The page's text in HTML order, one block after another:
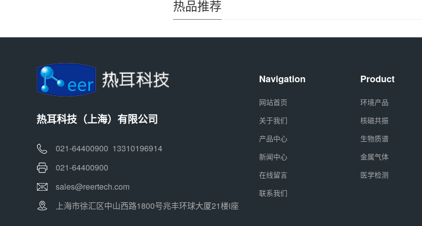
热品推荐
热耳科技（上海）有限公司
021-64400900 13310196914
021-64400900
sales@reertech.com
上海市徐汇区中山西路1800号兆丰环球大厦21楼i座
Navigation
网站首页
关于我们
产品中心
新闻中心
在线留言
联系我们
Product
环境产品
核磁共振
生物质谱
金属气体
医学检测